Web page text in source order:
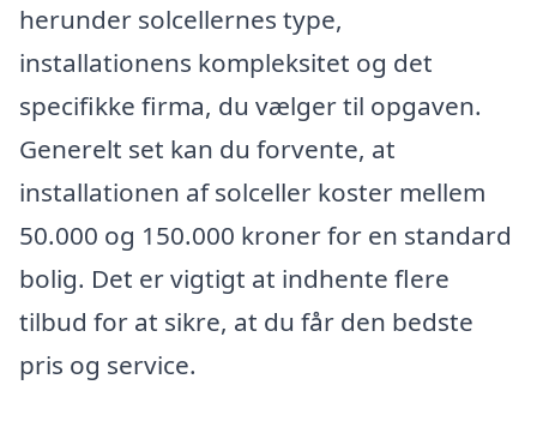
herunder solcellernes type,
installationens kompleksitet og det
specifikke firma, du vælger til opgaven.
Generelt set kan du forvente, at
installationen af solceller koster mellem
50.000 og 150.000 kroner for en standard
bolig. Det er vigtigt at indhente flere
tilbud for at sikre, at du får den bedste
pris og service.